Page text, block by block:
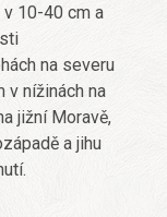
10-40 cm a
na severu
v nížinách na
jižní Moravě,
a jihu